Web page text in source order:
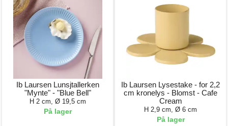
Ib Laursen Lunsjtallerken
"Mynte" - "Blue Bell"
H 2 cm, Ø 19,5 cm
På lager
Ib Laursen Lysestake - for 2,2
cm kronelys - Blomst - Cafe
Cream
H 2,9 cm, Ø 6 cm
På lager